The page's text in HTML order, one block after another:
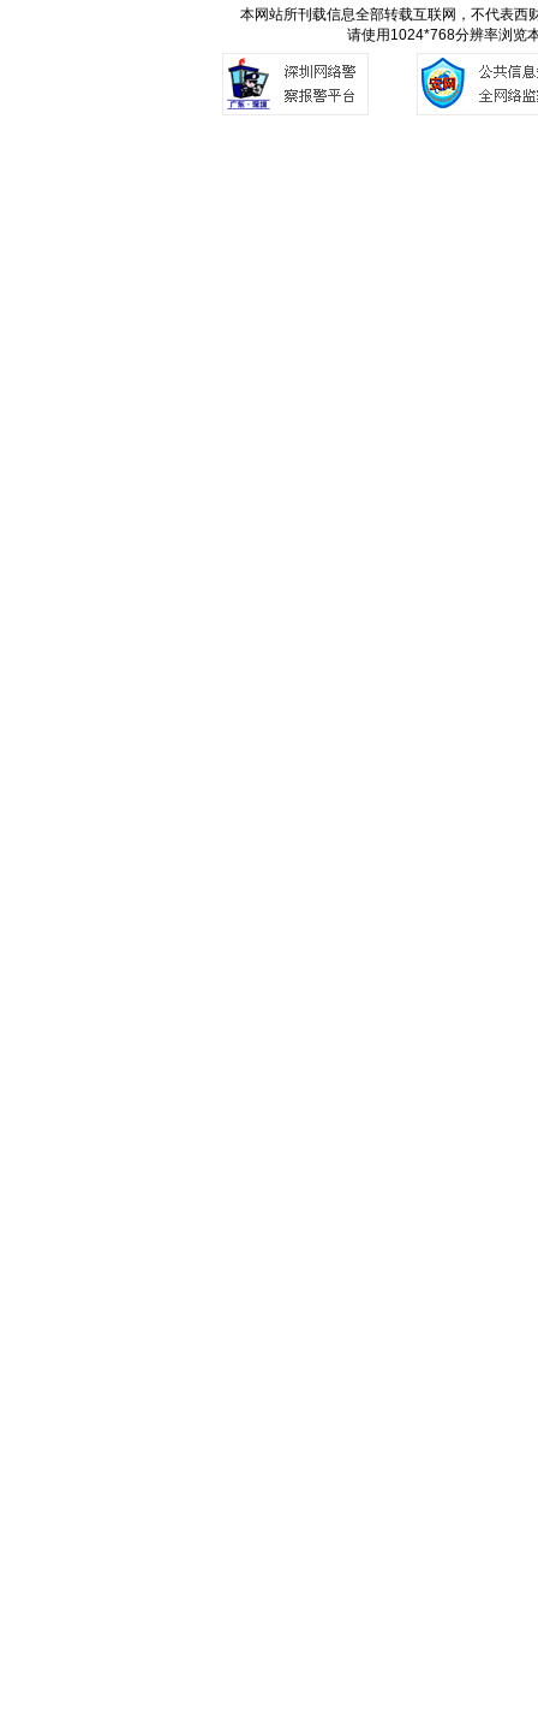
本网站所刊载信息全部转载互联网，不代表
请使用1024*768分辨率浏览